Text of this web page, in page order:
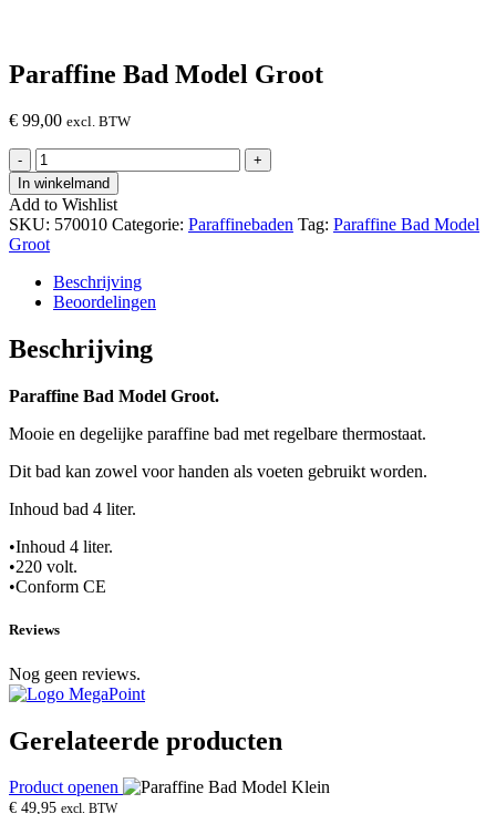
Paraffine Bad Model Groot
€ 99,00 excl. BTW
-
Paraffine
Bad
Model
Groot
hoeveelheid
+
In winkelmand
Add to Wishlist
SKU: 570010 Categorie: Paraffinebaden Tag: Paraffine Bad Model
Groot
Beschrijving
Beoordelingen
Beschrijving
Paraffine Bad Model Groot.
Mooie en degelijke paraffine bad met regelbare thermostaat.
Dit bad kan zowel voor handen als voeten gebruikt worden.
Inhoud bad 4 liter.
•Inhoud 4 liter.
•220 volt.
•Conform CE
Reviews
Nog geen reviews.
Gerelateerde producten
Product openen
€ 49,95 excl. BTW